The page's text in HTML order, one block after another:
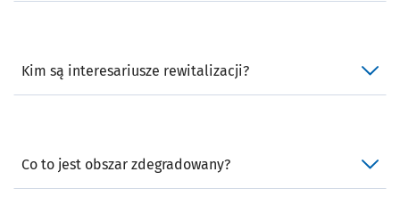
Kim są interesariusze rewitalizacji?
Co to jest obszar zdegradowany?